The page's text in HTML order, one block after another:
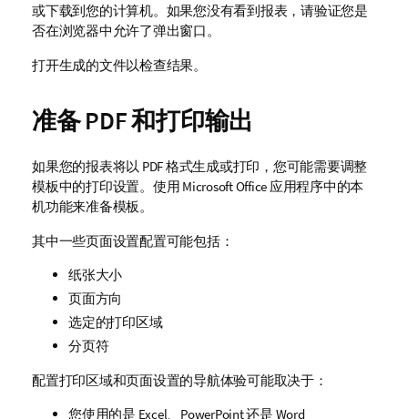
或下载到您的计算机。如果您没有看到报表，请验证您是
否在浏览器中允许了弹出窗口。
打开生成的文件以检查结果。
准备 PDF 和打印输出
如果您的报表将以 PDF格式生成或打印，您可能需要调整
模板中的打印设置。使用 Microsoft Office 应用程序中的本
机功能来准备模板。
其中一些页面设置配置可能包括：
纸张大小
页面方向
选定的打印区域
分页符
配置打印区域和页面设置的导航体验可能取决于：
您使用的是 Excel、 PowerPoint还是 Word